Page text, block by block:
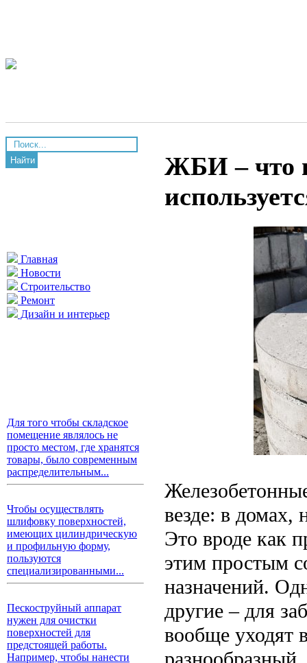
Найти
Главная
Новости
Строительство
Ремонт
Дизайн и интерьер
Для того чтобы складское
помещение являлось не
просто местом, где хранятся
товары, было современным
распределительным...
Чтобы осуществлять
шлифовку поверхностей,
имеющих цилиндрическую
и профильную форму,
пользуются
специализированными...
Пескоструйный аппарат
нужен для очистки
поверхностей для
предстоящей работы.
Например, чтобы нанести
ЖБИ – что
везде: в домах,
Это вроде как
этим простым
назначений.
другие – для
вообще уходят